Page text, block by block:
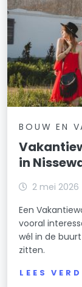
BOUW EN
in
2 mei 2026
Een
vooral
wél in de
zitten.
LEES